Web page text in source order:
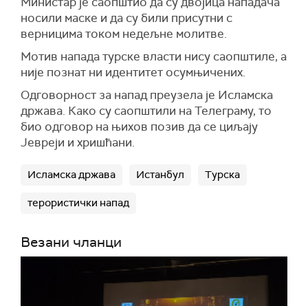
носили маске и да су били присутни с
верницима током недељне молитве.
Мотив напада турске власти нису саопштиле, а
није познат ни идентитет осумњичених.
Одговорност за напад преузела је Исламска
држава. Како су саопштили на Телеграму, то
био одговор на њихов позив да се циљају
Јевреји и хришћани.
Исламска држава Истанбул Турска
терористички напад
Везани чланци